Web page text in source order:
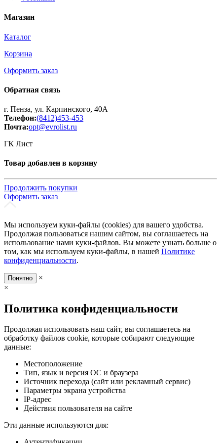
Магазин
Каталог
Корзина
Оформить заказ
Обратная связь
г. Пенза, ул. Карпинского, 40А
Телефон:(8412)453-453
Почта:opt@evrolist.ru
ГК Лист
Товар добавлен в корзину
Продолжить покупки
Оформить заказ
Мы используем куки-файлы (cookies) для вашего удобства.
Продолжая пользоваться нашим сайтом, вы соглашаетесь на
использование нами куки-файлов. Вы можете узнать больше о
том, как мы используем куки-файлы, в нашей Политике
конфиденциальности.
Понятно
×
×
Политика конфиденциальности
Продолжая использовать наш сайт, вы соглашаетесь на
обработку файлов cookie, которые собирают следующие
данные:
Местоположение
Тип, язык и версия ОС и браузера
Источник перехода (сайт или рекламный сервис)
Параметры экрана устройства
IP-адрес
Действия пользователя на сайте
Эти данные используются для: